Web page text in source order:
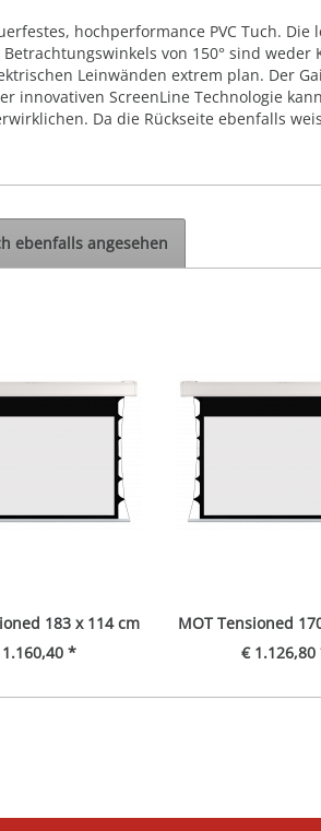
hochperformance PVC Tuch.
von 150° sind
Leinwänden extrem plan. Der
innovativen ScreenLine Technologie
Da die Rückseite ebenfalls
ebenfalls angesehen
183 x 114 cm
*
MOT Tensioned
€